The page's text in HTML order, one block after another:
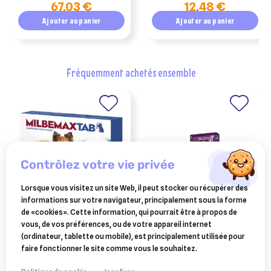
67,03 €
Ajouter au panier
12,48 €
Ajouter au panier
fréquemment achetés ensemble
ELANCO ANIMAL
milbemaxtab vermifuge
chien 5 kg 2 cp
14,90 €
CEVA SANTE ANIMALE
vectra 3d pipettes chien 10
à 25 kg 12 pipettes
81 €
contrôlez votre vie privée
Lorsque vous visitez un site Web, il peut stocker ou récupérer des
informations sur votre navigateur, principalement sous la forme
de «cookies». Cette information, qui pourrait être à propos de
vous, de vos préférences, ou de votre appareil internet
(ordinateur, tablette ou mobile), est principalement utilisée pour
faire fonctionner le site comme vous le souhaitez.